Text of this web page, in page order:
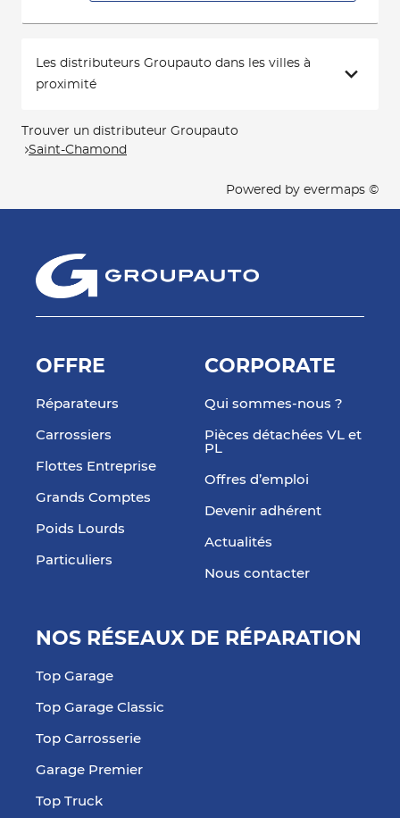
Les distributeurs Groupauto dans les villes à
proximité
Trouver un distributeur Groupauto
Saint-Chamond
Powered by evermaps ©
OFFRE
Réparateurs
Carrossiers
Flottes Entreprise
Grands Comptes
Poids Lourds
Particuliers
CORPORATE
Qui sommes-nous ?
Pièces détachées VL et
PL
Offres d’emploi
Devenir adhérent
Actualités
Nous contacter
NOS RÉSEAUX DE RÉPARATION
Top Garage
Top Garage Classic
Top Carrosserie
Garage Premier
Top Truck